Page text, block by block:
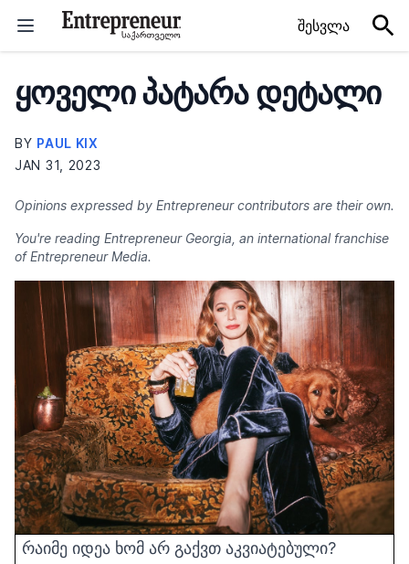
შესვლა
ყოველი პატარა დეტალი
BY PAUL KIX
JAN 31, 2023
Opinions expressed by Entrepreneur contributors are their own.
You're reading Entrepreneur Georgia, an international franchise
of Entrepreneur Media.
რაიმე იდეა ხომ არ გაქვთ აკვიატებული?